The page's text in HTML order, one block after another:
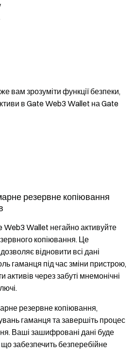
вам зрозуміти функції безпеки,
в Gate Web3 Wallet на Gate
резервне копіювання
Web3 Wallet негайно активуйте
копіювання. Це
відновити всі дані
гаманця під час зміни пристрою,
активів через забуті мнемонічні
резервне копіювання,
гаманця та завершіть процес
Ваші зашифровані дані буде
забезпечить безперебійне